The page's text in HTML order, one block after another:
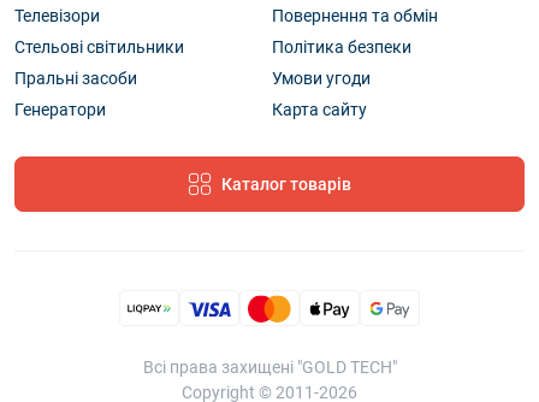
Телевізори
Стельові світильники
Пральні засоби
Генератори
Повернення та обмін
Політика безпеки
Умови угоди
Карта сайту
Каталог товарів
Всі права захищені "GOLD TECH"
Copyright © 2011-2026